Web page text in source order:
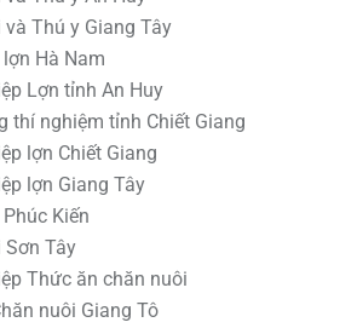
Thú y Giang Tây
Hà Nam
Lợn tỉnh An Huy
thí nghiệm tỉnh Chiết Giang
lợn Chiết Giang
lợn Giang Tây
Kiến
Sơn Tây
Thức ăn chăn nuôi
nuôi Giang Tô